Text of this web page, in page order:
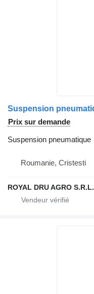
Prix sur demande
Suspension pneumatique
Roumanie, Cristesti
ROYAL DRU AGRO S.R.L.